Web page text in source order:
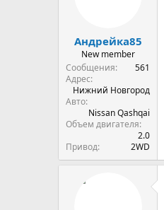
Андрейка85
New member
Сообщения
561
Адрес
Нижний Новгород
Авто
Nissan Qashqai
Объем двигателя
2.0
Привод
2WD